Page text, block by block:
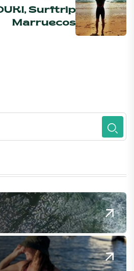
Surftrip
Marruecos